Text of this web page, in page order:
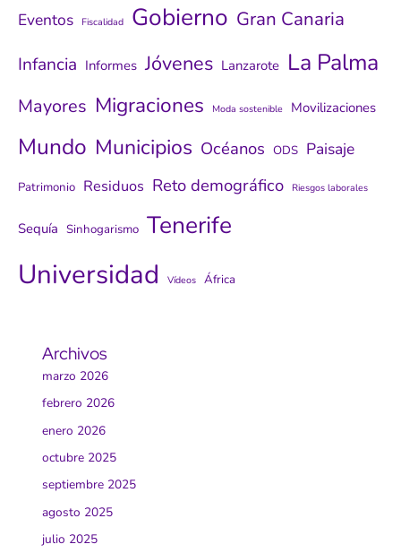
Eventos Fiscalidad Gobierno Gran Canaria
Infancia Informes Jóvenes Lanzarote La Palma
Mayores Migraciones Moda sostenible Movilizaciones
Mundo Municipios Océanos ODS Paisaje
Patrimonio Residuos Reto demográfico Riesgos laborales
Sequía Sinhogarismo Tenerife
Universidad Vídeos África
Archivos
marzo 2026
febrero 2026
enero 2026
octubre 2025
septiembre 2025
agosto 2025
julio 2025